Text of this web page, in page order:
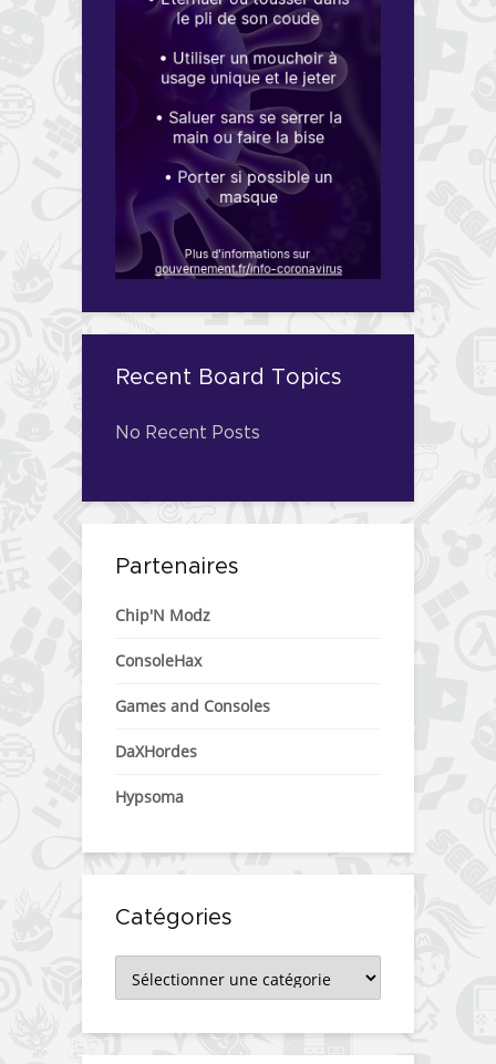
Recent Board Topics
No Recent Posts
Partenaires
Chip'N Modz
ConsoleHax
Games and Consoles
DaXHordes
Hypsoma
Catégories